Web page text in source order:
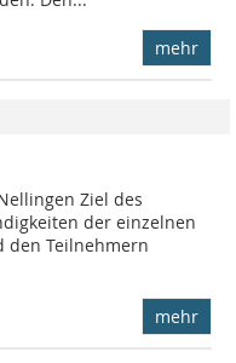
mehr
Ziel des
der einzelnen
den Teilnehmern
mehr